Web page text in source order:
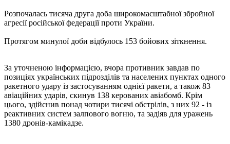
Розпочалась тисяча друга доба широкомасштабної збройної
агресії російської федерації проти України.
Протягом минулої доби відбулось 153 бойових зіткнення.
За уточненою інформацією, вчора противник завдав по
позиціях українських підрозділів та населених пунктах одного
ракетного удару із застосуванням однієї ракети, а також 83
авіаційних ударів, скинув 138 керованих авіабомб. Крім
цього, здійснив понад чотири тисячі обстрілів, з них 92 - із
реактивних систем залпового вогню, та задіяв для уражень
1380 дронів-камікадзе.